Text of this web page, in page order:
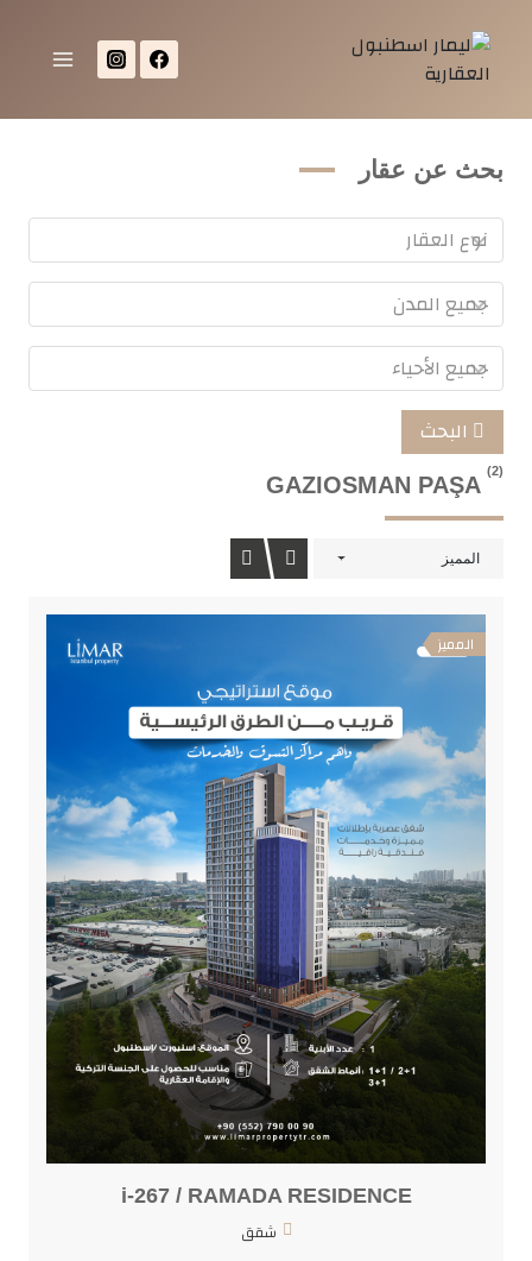
بحث عن عقار
GAZIOSMAN PAŞA
(2)
المميز
المميز
i-267 / RAMADA RESIDENCE
شقق